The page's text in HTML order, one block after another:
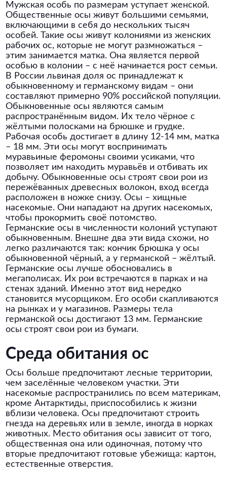
Мужская особь по размерам уступает женской.
Общественные осы живут большими семьями,
включающими в себя до нескольких тысяч
особей. Такие осы живут колониями из женских
рабочих ос, которые не могут размножаться –
этим занимается матка. Она является первой
особью в колонии – с неё начинается рост семьи.
В России львиная доля ос принадлежат к
обыкновенному и германскому видам – они
составляют примерно 90% российской популяции.
Обыкновенные осы являются самым
распространённым видом. Их тело чёрное с
жёлтыми полосками на брюшке и грудке.
Рабочая особь достигает в длину 12-14 мм, матка
– 18 мм. Эти осы могут воспринимать
муравьиные феромоны своими усиками, что
позволяет им находить муравьёв и отбивать их
добычу. Обыкновенные осы строят свои рои из
пережёванных древесных волокон, вход всегда
расположен в ножке снизу. Осы – хищные
насекомые. Они нападают на других насекомых,
чтобы прокормить своё потомство.
Германские осы в численности колоний уступают
обыкновенным. Внешне два эти вида схожи, но
легко различаются так: кончик брюшка у осы
обыкновенной чёрный, а у германской – жёлтый.
Германские осы лучше обосновались в
мегаполисах. Их рои встречаются в парках и на
стенах зданий. Именно этот вид нередко
становится мусорщиком. Его особи скапливаются
на рынках и у магазинов. Размеры тела
германской осы достигают 13 мм. Германские
осы строят свои рои из бумаги.
Среда обитания ос
Осы больше предпочитают лесные территории,
чем заселённые человеком участки. Эти
насекомые распространились по всем материкам,
кроме Антарктиды, приспособились к жизни
вблизи человека. Осы предпочитают строить
гнезда на деревьях или в земле, иногда в норках
животных. Место обитания осы зависит от того,
общественная она или одиночная, потому что
вторые предпочитают готовые убежища: картон,
естественные отверстия.